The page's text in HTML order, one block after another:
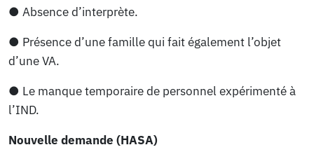
● Absence d’interprète.
● Présence d’une famille qui fait également l’objet
d’une VA.
● Le manque temporaire de personnel expérimenté à
l’IND.
Nouvelle demande (HASA)